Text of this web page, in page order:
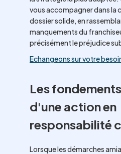
vous accompagner dans la
dossier solide, en
manquements du
précisément le préjudice
Echangeons sur votre
Les
d'une action en
responsabilité
Lorsque les démarches